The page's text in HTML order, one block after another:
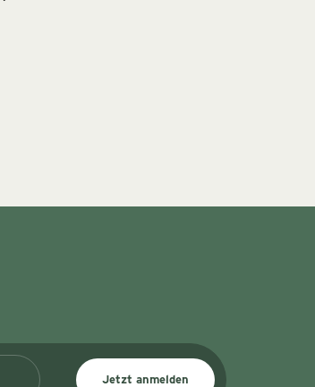
Jetzt anmelden